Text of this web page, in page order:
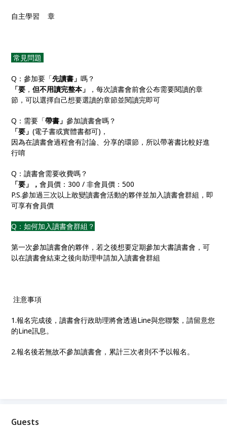
自主學習 章
常見問題
Q：參加要「先讀書」嗎？
「要 ，但不用讀完整本」
，每次讀書會前會公布需要閱讀的章
節，可以選擇自己想要選讀的章節並閱讀完即可
Q：需要「帶書」參加讀書會嗎？
「要」(電子書或實體書都可)，
因為在讀書會過程會有討論、分享的環節，所以帶著書比較好進
行唷
Q：讀書會需要收費嗎？
「要」，會員價：300 / 非會員價：500
P.S.參加過三次以上敢變讀書會活動的夥伴並加入讀書會群組，即
可享有會員價
Q：如何加入讀書會群組？
第一次參加讀書會的夥伴，若之後想要定期參加大書讀書會，可
以在讀書會結束之後向助理申請加入讀書會群組
注意事項
1.報名完成後，讀書會行政助理將會透過Line與您聯繫，請留意您
的Line訊息。
2.報名後若無故不參加讀書會，累計三次者則不予以報名。
Guests